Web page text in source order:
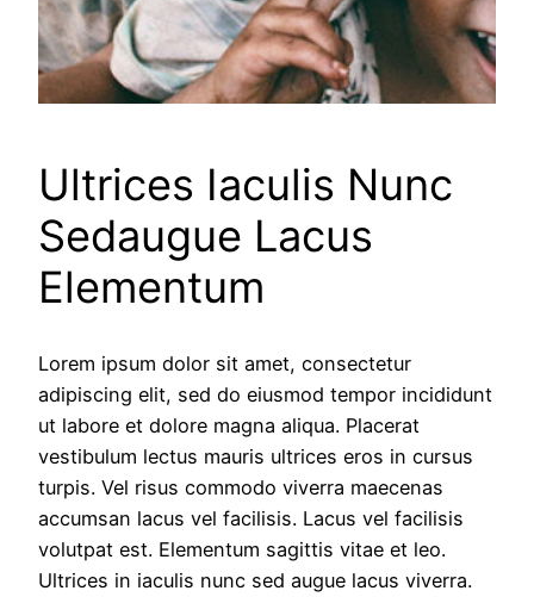
Ultrices Iaculis Nunc
Sedaugue Lacus
Elementum
Lorem ipsum dolor sit amet, consectetur
adipiscing elit, sed do eiusmod tempor incididunt
ut labore et dolore magna aliqua. Placerat
vestibulum lectus mauris ultrices eros in cursus
turpis. Vel risus commodo viverra maecenas
accumsan lacus vel facilisis. Lacus vel facilisis
volutpat est. Elementum sagittis vitae et leo.
Ultrices in iaculis nunc sed augue lacus viverra.